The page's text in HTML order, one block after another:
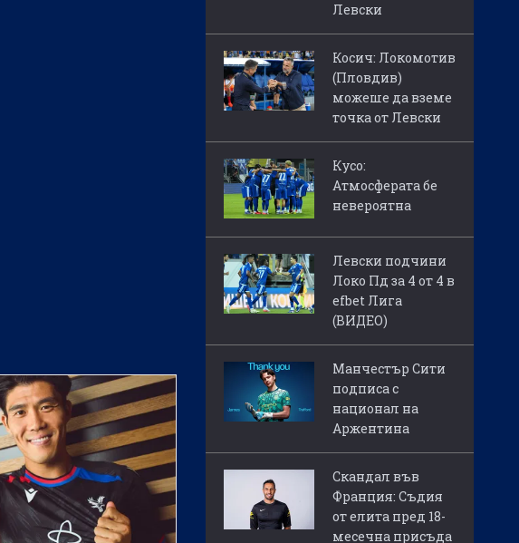
Левски
Косич: Локомотив
(Пловдив)
можеше да вземе
точка от Левски
Кусо:
Атмосферата бе
невероятна
Левски подчини
Локо Пд за 4 от 4 в
efbet Лига
(ВИДЕО)
Манчестър Сити
подписа с
национал на
Аржентина
Скандал във
Франция: Съдия
от елита пред 18-
месечна присъда